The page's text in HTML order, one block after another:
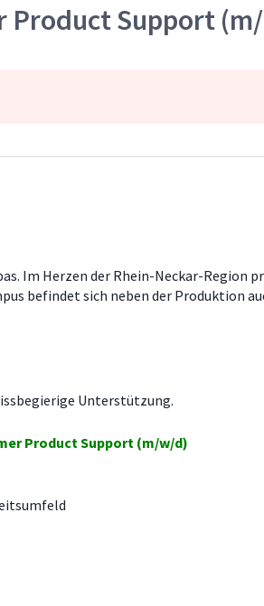
Product Support
Im Herzen der Rhein-Neckar-Region
befindet sich neben der Produktion
Unterstützung.
Product Support (m/w/d)